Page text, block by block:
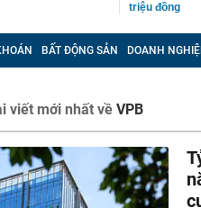
triệu đồng
16:33
Vì sao ngày
cách làm
đừng làm
16:21
Tin vui cho
16:20
Phát hiện
Vietcombank
BẤT ĐỘNG SẢN DOANH
viết mới nhất về VPB